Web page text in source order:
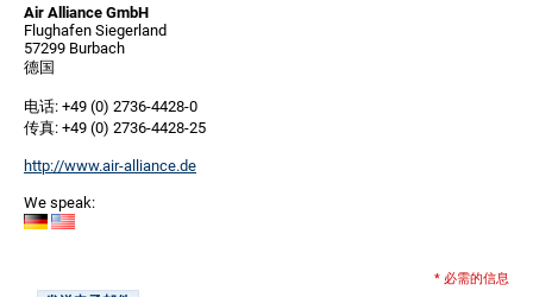
Air Alliance GmbH
Flughafen Siegerland
57299 Burbach
德国
电话: +49 (0) 2736-4428-0
传真: +49 (0) 2736-4428-25
http://www.air-alliance.de
We speak:
* 必需的信息